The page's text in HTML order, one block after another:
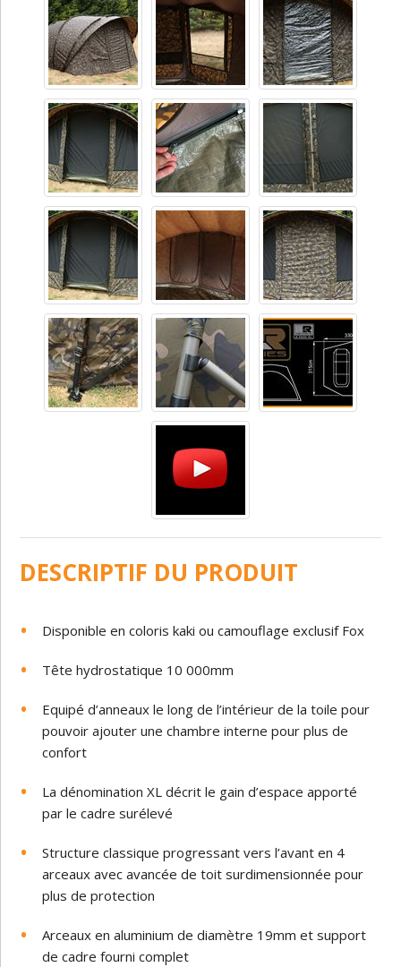
DESCRIPTIF DU PRODUIT
Disponible en coloris kaki ou camouflage exclusif Fox
Tête hydrostatique 10 000mm
Equipé d’anneaux le long de l’intérieur de la toile pour
pouvoir ajouter une chambre interne pour plus de
confort
La dénomination XL décrit le gain d’espace apporté
par le cadre surélevé
Structure classique progressant vers l’avant en 4
arceaux avec avancée de toit surdimensionnée pour
plus de protection
Arceaux en aluminium de diamètre 19mm et support
de cadre fourni complet